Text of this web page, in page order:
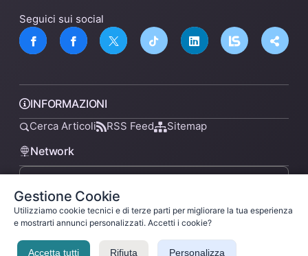
Gestione Cookie
Utilizziamo cookie tecnici e di terze parti per migliorare la tua esperienza
e mostrarti annunci personalizzati. Accetti i cookie?
Accetta tutti Rifiuta Personalizza
Seguici sui social
INFORMAZIONI
Cerca Articoli RSS Feed Sitemap
Network
lsnn.net
Privacy PolicyTermini di ServizioLicenza